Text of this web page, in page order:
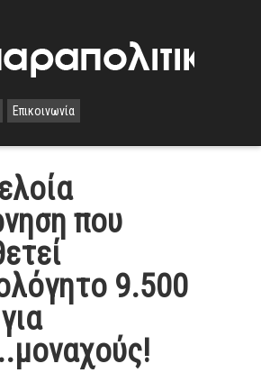
Επικοινωνία
που
9.500